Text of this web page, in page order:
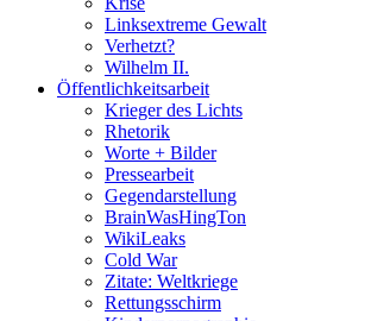
Linksextreme Gewalt
Verhetzt?
Wilhelm II.
Öffentlichkeitsarbeit
Krieger des Lichts
Rhetorik
Worte + Bilder
Pressearbeit
Gegendarstellung
BrainWasHingTon
WikiLeaks
Cold War
Zitate: Weltkriege
Rettungsschirm